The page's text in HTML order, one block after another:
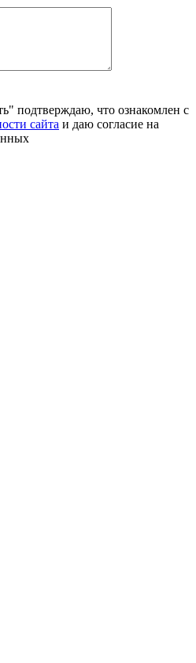
подтверждаю, что ознакомлен с
сайта и даю согласие на